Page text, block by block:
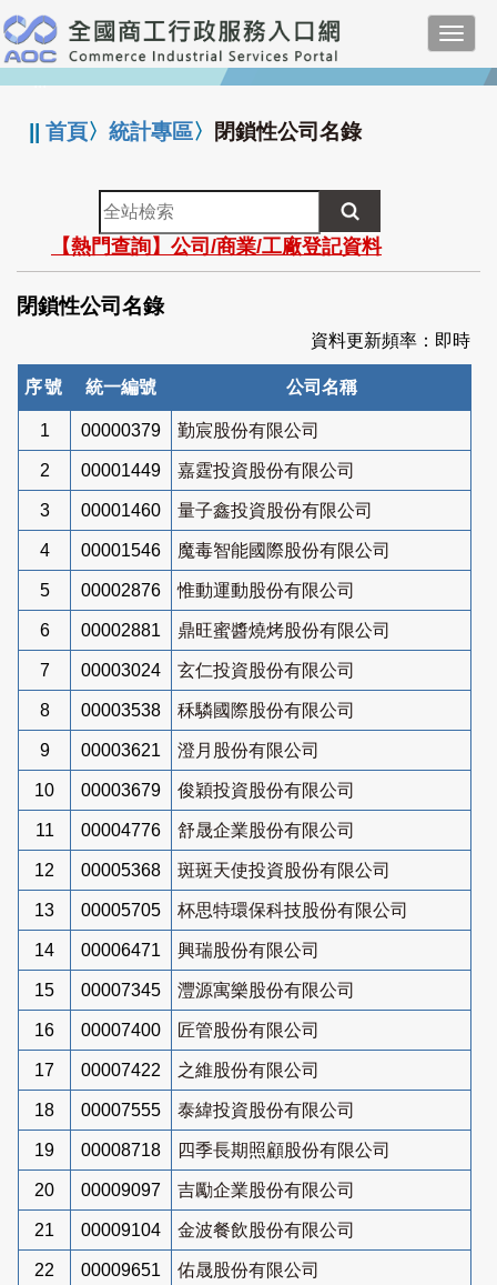
跳
到
主
要
:::
||首頁〉統計專區〉 閉鎖性公司名錄
全
站
檢
索
【熱門查詢】公司/商業/工廠登記資料
閉鎖性公司名錄
資料更新頻率：即時
序號 統一編號 公司名稱
1 00000379 勤宸股份有限公司
2 00001449 嘉霆投資股份有限公司
3 00001460 量子鑫投資股份有限公司
4 00001546 魔毒智能國際股份有限公司
5 00002876 惟動運動股份有限公司
6 00002881 鼎旺蜜醬燒烤股份有限公司
7 00003024 玄仁投資股份有限公司
8 00003538 秝驎國際股份有限公司
9 00003621 澄月股份有限公司
10 00003679 俊穎投資股份有限公司
11 00004776 舒晟企業股份有限公司
12 00005368 斑斑天使投資股份有限公司
13 00005705 杯思特環保科技股份有限公司
14 00006471 興瑞股份有限公司
15 00007345 灃源寓樂股份有限公司
16 00007400 匠管股份有限公司
17 00007422 之維股份有限公司
18 00007555 泰緯投資股份有限公司
19 00008718 四季長期照顧股份有限公司
20 00009097 吉勵企業股份有限公司
21 00009104 金波餐飲股份有限公司
22 00009651 佑晟股份有限公司